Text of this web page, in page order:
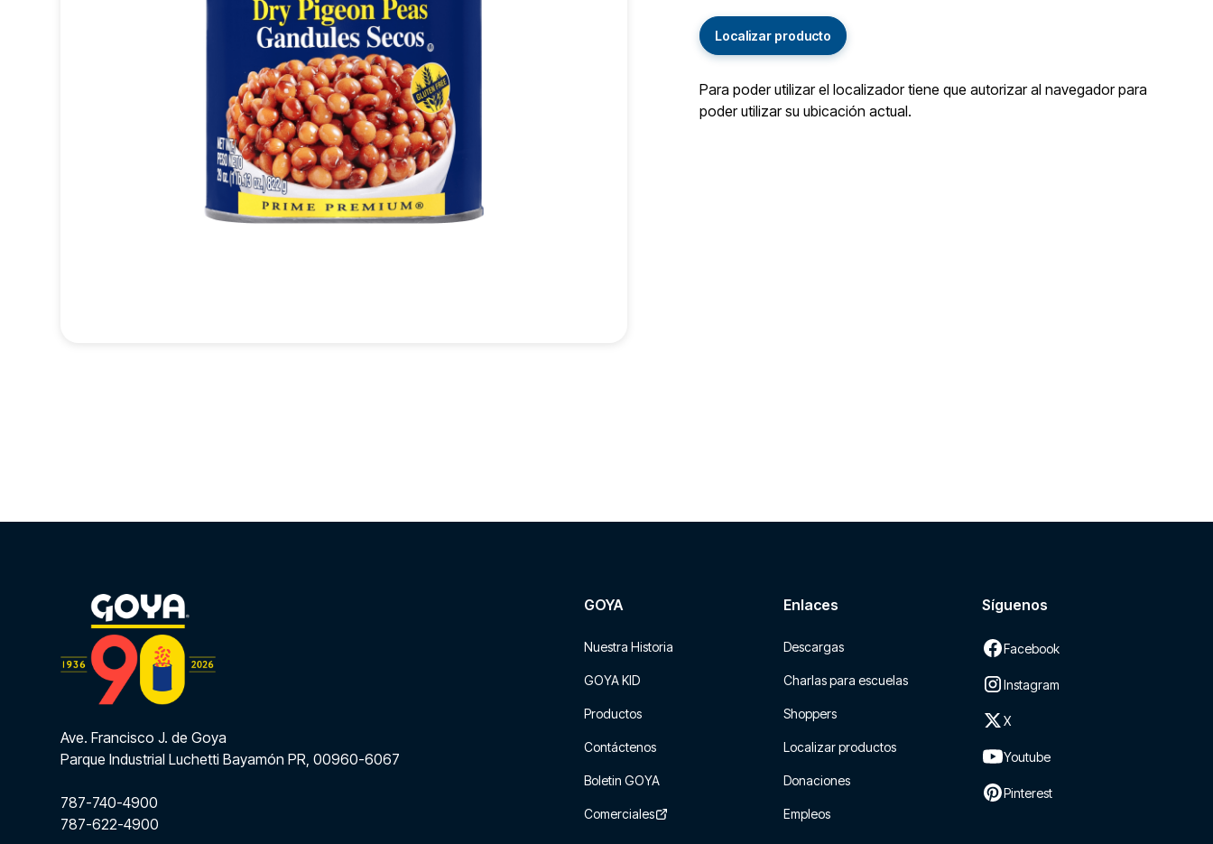
Localizar producto
Para poder utilizar el localizador tiene que autorizar al navegador para
poder utilizar su ubicación actual.
Ave. Francisco J. de Goya
Parque Industrial Luchetti Bayamón PR, 00960-6067
787-740-4900
787-622-4900
GOYA
Nuestra Historia
GOYA KID
Productos
Contáctenos
Boletin GOYA
Comerciales
Enlaces
Descargas
Charlas para escuelas
Shoppers
Localizar productos
Donaciones
Empleos
Síguenos
Facebook
Instagram
X
Youtube
Pinterest